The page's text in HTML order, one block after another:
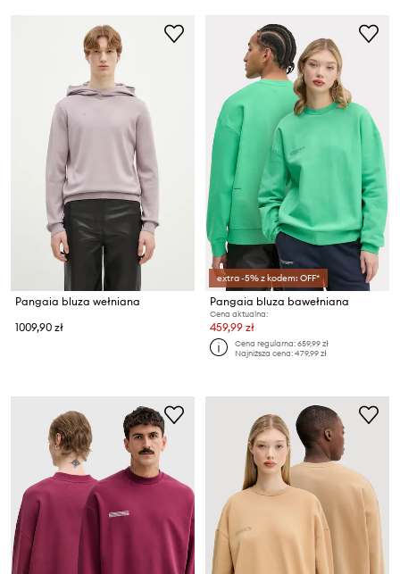
Pangaia bluza wełniana
1009,90 zł
extra -5% z kodem: OFF*
Pangaia bluza bawełniana
Cena aktualna:
459,99 zł
Cena regularna:659,99 zł
Najniższa cena:479,99 zł